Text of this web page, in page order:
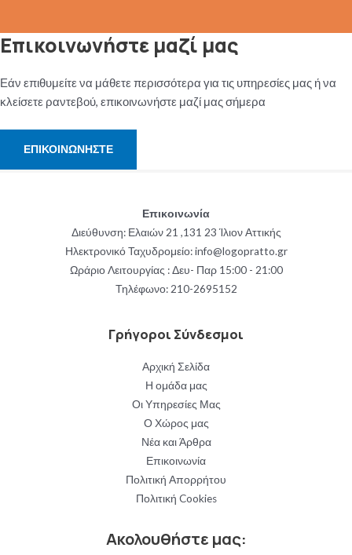
Επικοινωνήστε μαζί μας
Εάν επιθυμείτε να μάθετε περισσότερα για τις υπηρεσίες μας ή να
κλείσετε ραντεβού, επικοινωνήστε μαζί μας σήμερα
ΕΠΙΚΟΙΝΩΝΗΣΤΕ
Επικοινωνία
Διεύθυνση: Ελαιών 21 ,131 23 Ίλιον Αττικής
Ηλεκτρονικό Ταχυδρομείο: info@logopratto.gr
Ωράριο Λειτουργίας : Δευ- Παρ 15:00 - 21:00
Τηλέφωνο:210-2695152
Γρήγοροι Σύνδεσμοι
Αρχική Σελίδα
Η ομάδα μας
Οι Υπηρεσίες Μας
Ο Χώρος μας
Νέα και Άρθρα
Επικοινωνία
Πολιτική Απορρήτου
Πολιτική Cookies
Ακολουθήστε μας: